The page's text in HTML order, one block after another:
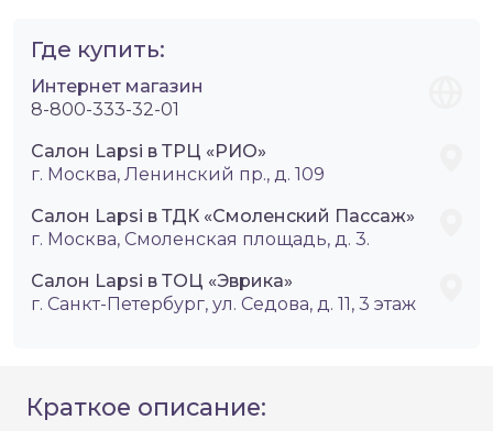
Где купить:
Интернет магазин
8-800-333-32-01
Салон Lapsi в ТРЦ «РИО»
г. Москва, Ленинский пр., д. 109
Салон Lapsi в ТДК «Смоленский Пассаж»
г. Москва, Смоленская площадь, д. 3.
Салон Lapsi в ТОЦ «Эврика»
г. Санкт-Петербург, ул. Седова, д. 11, 3 этаж
Краткое описание: